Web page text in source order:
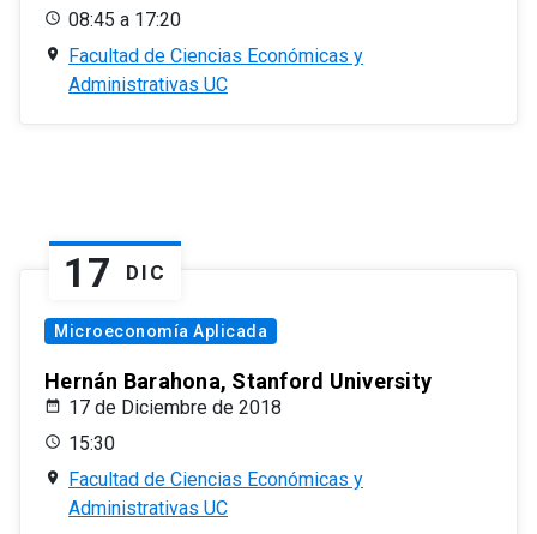
08:45 a 17:20
Facultad de Ciencias Económicas y
Administrativas UC
17 DIC
Microeconomía Aplicada
Hernán Barahona, Stanford University
17 de Diciembre de 2018
15:30
Facultad de Ciencias Económicas y
Administrativas UC